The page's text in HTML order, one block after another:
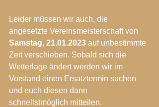
Leider müssen wir auch, die
angesetzte Vereinsmeisterschaft von
Samstag, 21.01.2023 auf unbestimmte
Zeit verschieben. Sobald sich die
Wetterlage ändert werden wir im
Vorstand einen Ersatztermin suchen
und euch diesen dann
schnellstmöglich mitteilen.